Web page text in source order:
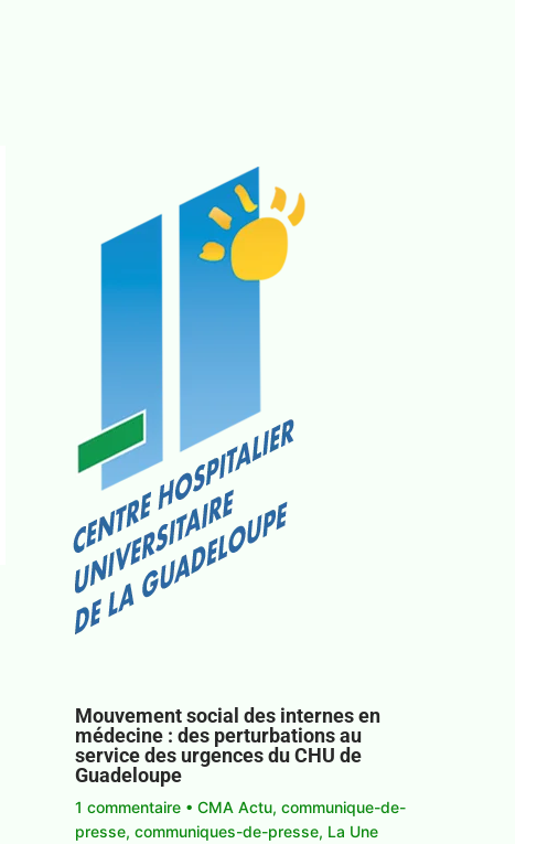
Mouvement social des internes en
médecine : des perturbations au
service des urgences du CHU de
Guadeloupe
1 commentaire • CMA Actu, communique-de-
presse, communiques-de-presse, La Une